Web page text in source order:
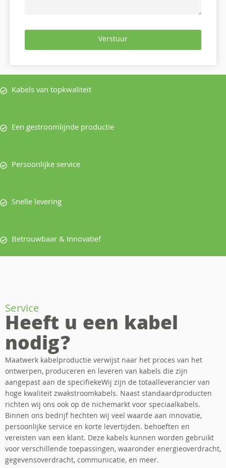
Verstuur
Kabels van topkwaliteit
Een gestroomlijnde productie
Persoonlijke service
Snelle levering
Betrouwbaar & Innovatief
Service
Heeft u een kabel
nodig?
Maatwerk kabelproductie verwijst naar het proces van het
ontwerpen, produceren en leveren van kabels die zijn
aangepast aan de specifiekeWij zijn de totaalleverancier van
hoge kwaliteit zwakstroomkabels. Naast standaardproducten
richten wij ons ook op de nichemarkt voor speciaalkabels.
Binnen ons bedrijf hechten wij veel waarde aan innovatie,
persoonlijke service en korte levertijden. behoeften en
vereisten van een klant. Deze kabels kunnen worden gebruikt
voor verschillende toepassingen, waaronder energieoverdracht,
gegevensoverdracht, communicatie, en meer.